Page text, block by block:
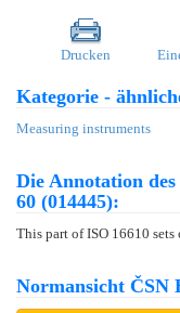
Drucken
Kategorie -
Measuring instruments
Die Annotation
60 (014445):
This part of ISO 16610
Normansicht ČSN